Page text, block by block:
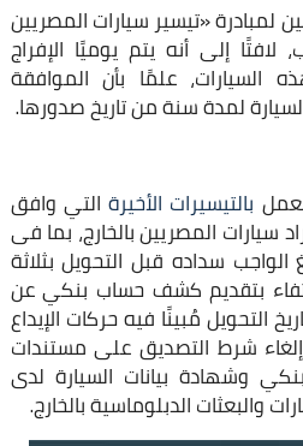
لمبادرة «تيسير سيارات المصريين
ألف حساب، لافتًا إلى أنه يتم يوميًا الإفراج
علمًا بأن الموافقة
لمدة سنة من تاريخ صدورها.
بالتيسيرات الأخيرة التي وافق
سيارات المصريين بالخارج، بما فى
سداده قبل التحويل بثلاثة
بتقديم كشف حساب بنكي عن
التحويل مُبينًا فيه حركات الإيداع
شرط التصديق على مستندات
وشهادة بيانات السيارة لدى
والبعثات الدبلوماسية بالخارج.